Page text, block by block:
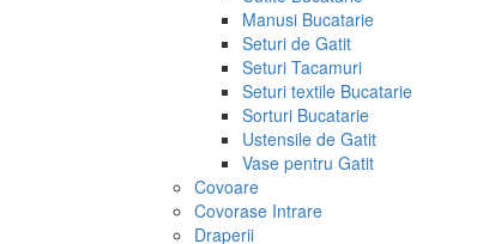
Manusi Bucatarie
Seturi de Gatit
Seturi Tacamuri
Seturi textile Bucatarie
Sorturi Bucatarie
Ustensile de Gatit
Vase pentru Gatit
Covoare
Covorase Intrare
Draperii